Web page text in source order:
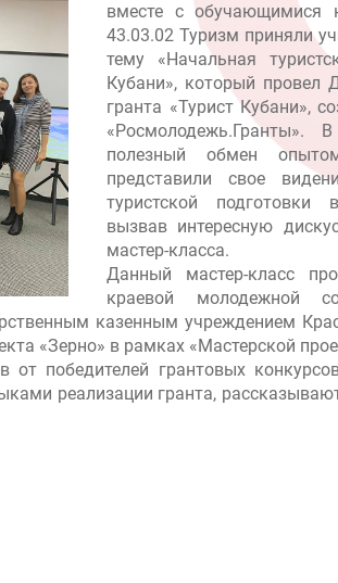
вместе с обучающимися
43.03.02 Туризм приняли
тему «Начальная
Кубани», который провел
гранта «Турист Кубани»,
«Росмолодежь.Гранты».
полезный обмен
представили свое
туристской подготовки
вызвав интересную
мастер-класса.
Данный мастер-класс
краевой молодежной
казенным учреждением
«Зерно» в рамках «Мастерской
от победителей грантовых
реализации гранта,